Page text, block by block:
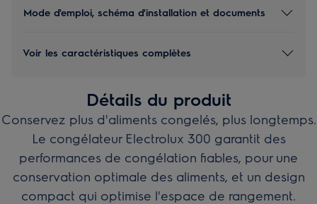
Mode d'emploi, schéma d'installation et documents
Voir les caractéristiques complètes
Détails du produit
Conservez plus d'aliments congelés, plus longtemps.
Le congélateur Electrolux 300 garantit des
performances de congélation fiables, pour une
conservation optimale des aliments, et un design
compact qui optimise l'espace de rangement.